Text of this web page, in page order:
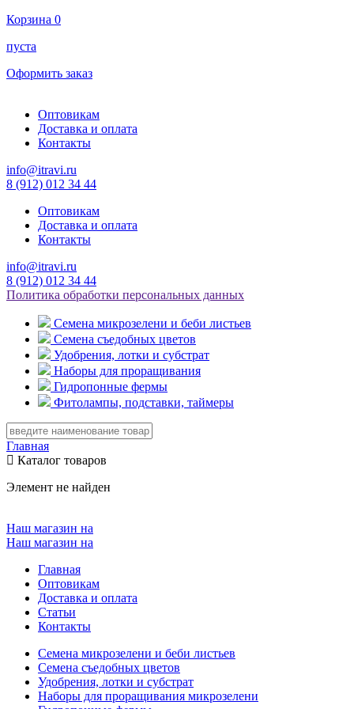
Корзина 0
пуста
Оформить заказ
Оптовикам
Доставка и оплата
Контакты
info@itravi.ru
8 (912) 012 34 44
Оптовикам
Доставка и оплата
Контакты
info@itravi.ru
8 (912) 012 34 44
Политика обработки персональных данных
Семена микрозелени и беби листьев
Семена съедобных цветов
Удобрения, лотки и субстрат
Наборы для проращивания
Гидропонные фермы
Фитолампы, подставки, таймеры
Главная
Каталог товаров
Элемент не найден
Наш магазин на
Наш магазин на
Главная
Оптовикам
Доставка и оплата
Статьи
Контакты
Семена микрозелени и беби листьев
Семена съедобных цветов
Удобрения, лотки и субстрат
Наборы для проращивания микрозелени